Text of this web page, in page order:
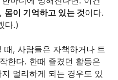
몸이 기억하고 있는 것이다.
다.)
때, 사람들은 자책하거나 트
한다. 한때 즐겼던 활동은
멀리하게 되는 경우도 있